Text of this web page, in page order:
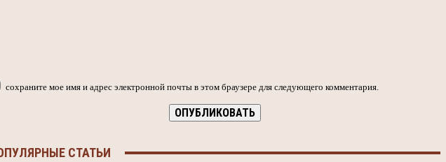
сохраните мое имя и адрес электронной почты в этом браузере для следующего комментария.
СТАТЬИ